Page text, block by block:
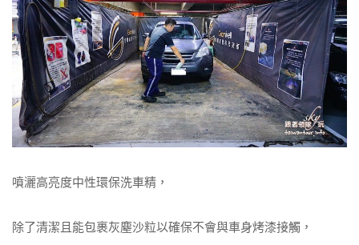
噴灑高亮度中性環保洗車精，
除了清潔且能包裹灰塵沙粒以確保不會與車身烤漆接觸，